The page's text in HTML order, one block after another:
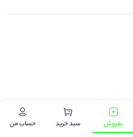
بفروش سبد خرید حساب من